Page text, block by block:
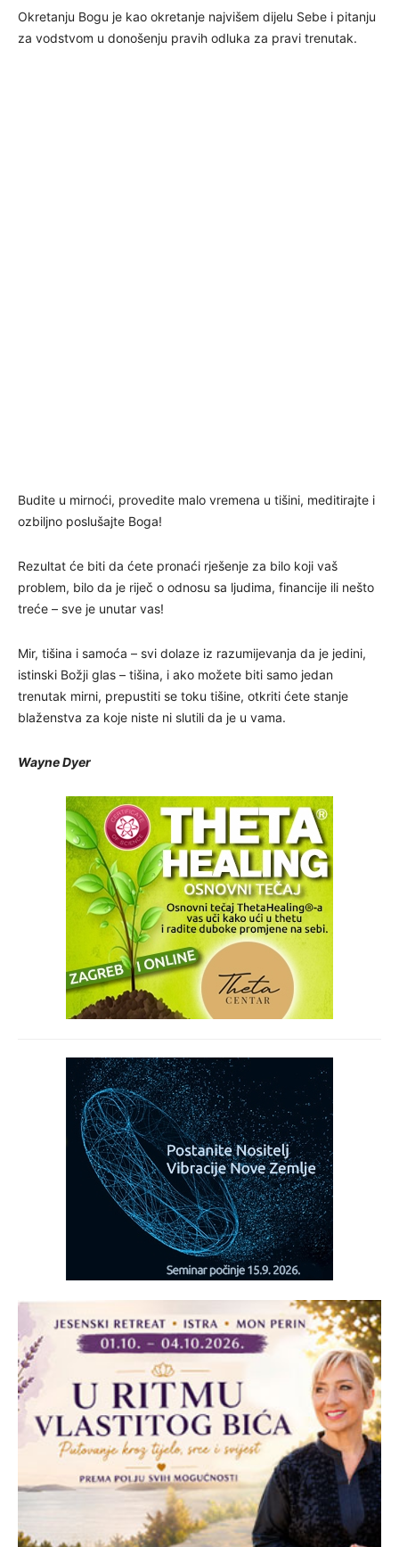
Okretanju Bogu je kao okretanje najvišem dijelu Sebe i pitanju
za vodstvom u donošenju pravih odluka za pravi trenutak.
Budite u mirnoći, provedite malo vremena u tišini, meditirajte i
ozbiljno poslušajte Boga!
Rezultat će biti da ćete pronaći rješenje za bilo koji vaš
problem, bilo da je riječ o odnosu sa ljudima, financije ili nešto
treće – sve je unutar vas!
Mir, tišina i samoća – svi dolaze iz razumijevanja da je jedini,
istinski Božji glas – tišina, i ako možete biti samo jedan
trenutak mirni, prepustiti se toku tišine, otkriti ćete stanje
blaženstva za koje niste ni slutili da je u vama.
Wayne Dyer